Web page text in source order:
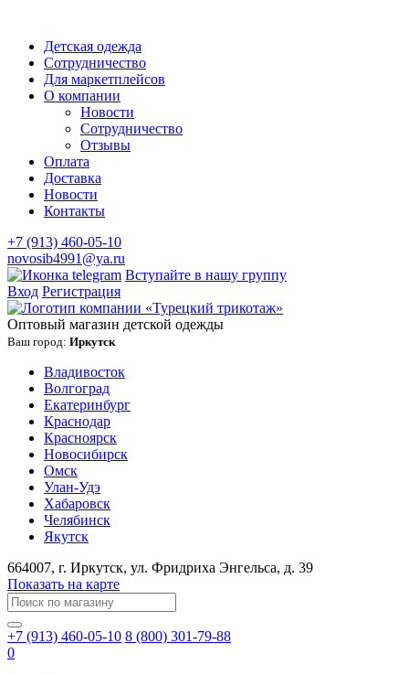
Детская одежда
Сотрудничество
Для маркетплейсов
О компании
Новости
Сотрудничество
Отзывы
Оплата
Доставка
Новости
Контакты
+7 (913) 460-05-10
novosib4991@ya.ru
Вступайте в нашу группу
Вход Регистрация
Оптовый магазин детской одежды
Ваш город: Иркутск
Владивосток
Волгоград
Екатеринбург
Краснодар
Красноярск
Новосибирск
Омск
Улан-Удэ
Хабаровск
Челябинск
Якутск
664007, г. Иркутск, ул. ​Фридриха Энгельса, д. 39
Показать на карте
+7 (913) 460-05-10 8 (800) 301-79-88
0